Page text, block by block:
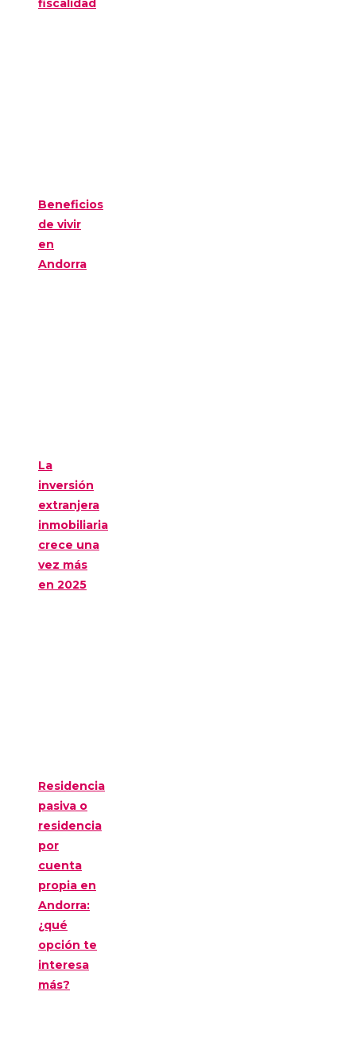
fiscalidad
Beneficios
de vivir
en
Andorra
La
inversión
extranjera
inmobiliaria
crece una
vez más
en 2025
Residencia
pasiva o
residencia
por
cuenta
propia en
Andorra:
¿qué
opción te
interesa
más?